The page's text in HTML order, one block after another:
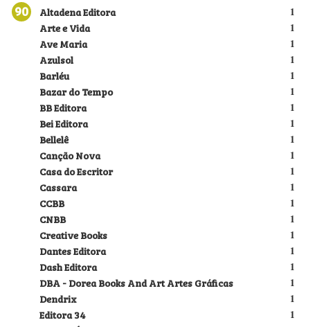
90 1
Altadena Editora
1
Arte e Vida
1
Ave Maria
1
Azulsol
1
Barléu
1
Bazar do Tempo
1
BB Editora
1
Bei Editora
1
Bellelê
1
Canção Nova
1
Casa do Escritor
1
Cassara
1
CCBB
1
CNBB
1
Creative Books
1
Dantes Editora
1
Dash Editora
1
DBA - Dorea Books And Art Artes Gráficas
1
Dendrix
1
Editora 34